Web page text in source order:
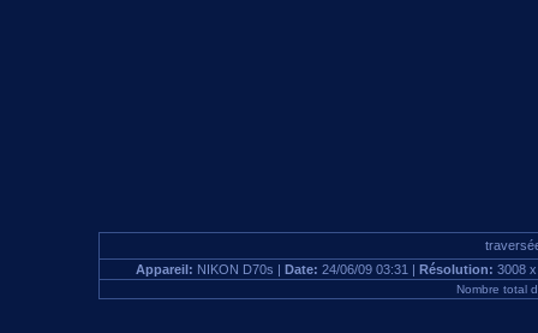
Appareil: NIKON D70s | Date: 24/06/09 03:31 | Résolution: 3008
Nombre total